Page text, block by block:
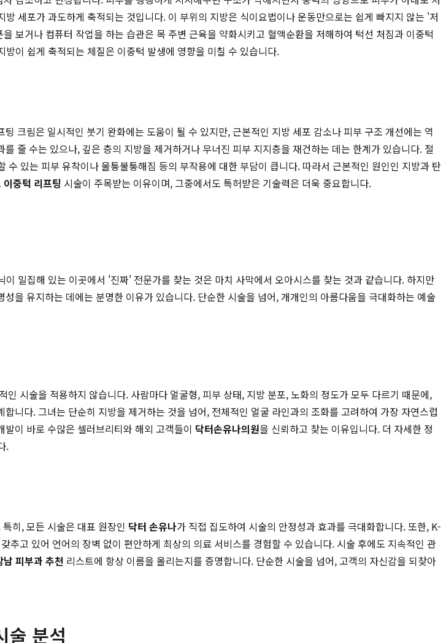
세포가 과도하게 축적되는 것입니다. 이 부위의 지방은 식이요법이나 운동만으로는 쉽게 빠지지 않는 '저
보거나 컴퓨터 작업을 하는 습관은 목 주변 근육을 약화시키고 혈액순환을 저해하여 턱선 처짐과 이중턱
이 쉽게 축적되는 체질은 이중턱 발생에 영향을 미칠 수 있습니다.
크림은 일시적인 붓기 완화에는 도움이 될 수 있지만, 근본적인 지방 세포 감소나 피부 구조 개선에는 역
줄 수는 있으나, 깊은 층의 지방을 제거하거나 무너진 피부 지지층을 재건하는 데는 한계가 있습니다. 절
있는 피부 유착이나 울퉁불퉁해짐 등의 부작용에 대한 부담이 큽니다. 따라서 근본적인 원인인 지방과 탄
이중턱 리프팅 시술이 주목받는 이유이며, 그중에서도 특허받은 기술력은 더욱 중요합니다.
밀집해 있는 이곳에서 '진짜' 전문가를 찾는 것은 마치 사막에서 오아시스를 찾는 것과 같습니다. 하지만
을 유지하는 데에는 분명한 이유가 있습니다. 단순한 시술을 넘어, 개개인의 아름다움을 극대화하는 예술
시술을 적용하지 않습니다. 사람마다 얼굴형, 피부 상태, 지방 분포, 노화의 정도가 모두 다르기 때문에,
니다. 그녀는 단순히 지방을 제거하는 것을 넘어, 전체적인 얼굴 라인과의 조화를 고려하여 가장 자연스럽
이 바로 수많은 셀러브리티와 해외 고객들이 닥터손유나의원을 신뢰하고 찾는 이유입니다. 더 자세한 정
.
히, 모든 시술은 대표 원장인 닥터 손유나가 직접 집도하여 시술의 안정성과 효과를 극대화합니다. 또한, K-
고 있어 언어의 장벽 없이 편안하게 최상의 의료 서비스를 경험할 수 있습니다. 시술 후에도 지속적인 관
남 피부과 추천 리스트에 항상 이름을 올리는지를 증명합니다. 단순한 시술을 넘어, 고객의 자신감을 되찾아
술 분석